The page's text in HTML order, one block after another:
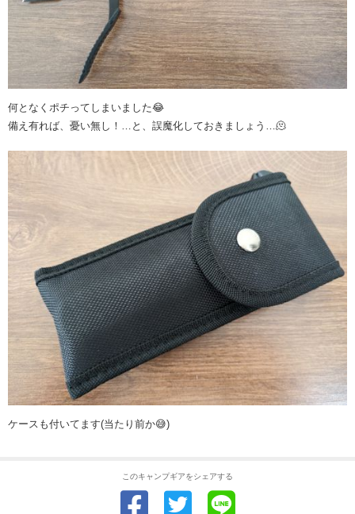
何となくポチってしまいました😂
備え有れば、憂い無し！…と、誤魔化しておきましょう…🫠
ケースも付いてます(当たり前か😅)
このキャンプギアをシェアする